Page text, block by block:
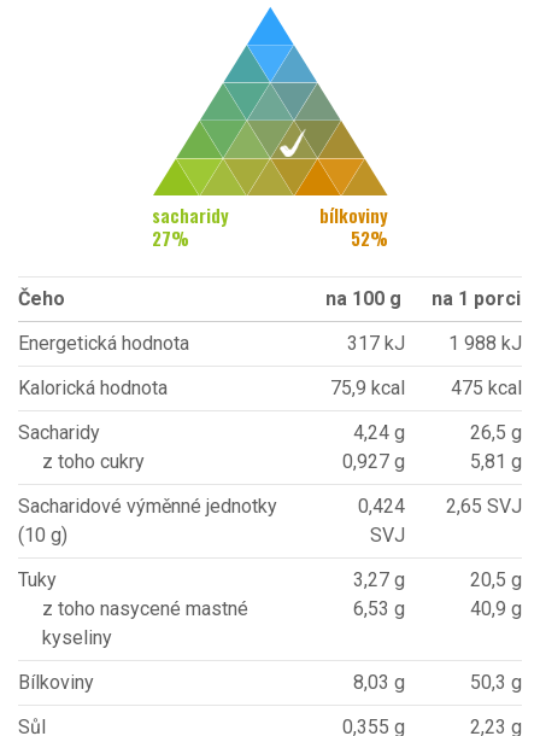
sacharidy
27%
bílkoviny
52%
Čeho na 100 g
na 1 porci
Energetická hodnota
317 kJ
1 988 kJ
Kalorická hodnota
75,9 kcal
475 kcal
Sacharidy
z toho cukry
4,24 g
0,927 g
26,5 g
5,81 g
Sacharidové výměnné jednotky
(10 g)
0,424
SVJ
2,65 SVJ
Tuky
z toho nasycené mastné
kyseliny
3,27 g
6,53 g
20,5 g
40,9 g
Bílkoviny 8,03 g
50,3 g
Sůl
0,355 g 2,23 g